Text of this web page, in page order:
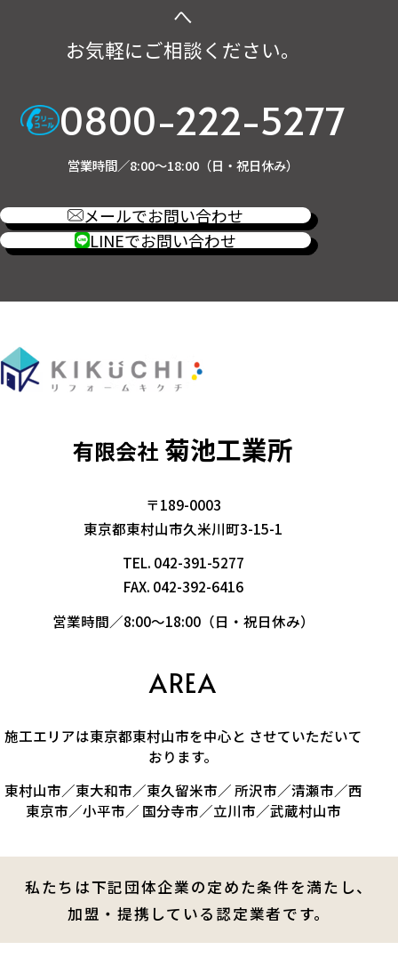
へ
お気軽にご相談ください。
0800-222-5277
営業時間／8:00～18:00（日・祝日休み）
メールでお問い合わせ
LINEでお問い合わせ
有限会社 菊池工業所
〒189-0003
東京都東村山市久米川町3-15-1
TEL. 042-391-5277
FAX. 042-392-6416
営業時間／8:00～18:00（日・祝日休み）
AREA
施工エリアは東京都東村山市を中心と させていただいて
おります。
東村山市／東大和市／東久留米市／ 所沢市／清瀬市／西
東京市／小平市／ 国分寺市／立川市／武蔵村山市
私たちは下記団体企業の定めた条件を満たし、
加盟・提携している認定業者です。